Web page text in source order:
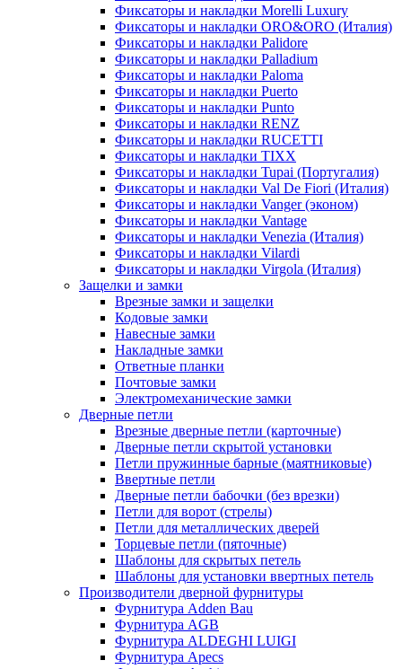
Фиксаторы и накладки Morelli Luxury
Фиксаторы и накладки ORO&ORO (Италия)
Фиксаторы и накладки Palidore
Фиксаторы и накладки Palladium
Фиксаторы и накладки Paloma
Фиксаторы и накладки Puerto
Фиксаторы и накладки Punto
Фиксаторы и накладки RENZ
Фиксаторы и накладки RUCETTI
Фиксаторы и накладки TIXX
Фиксаторы и накладки Tupai (Португалия)
Фиксаторы и накладки Val De Fiori (Италия)
Фиксаторы и накладки Vanger (эконом)
Фиксаторы и накладки Vantage
Фиксаторы и накладки Venezia (Италия)
Фиксаторы и накладки Vilardi
Фиксаторы и накладки Virgola (Италия)
Защелки и замки
Врезные замки и защелки
Кодовые замки
Навесные замки
Накладные замки
Ответные планки
Почтовые замки
Электромеханические замки
Дверные петли
Врезные дверные петли (карточные)
Дверные петли скрытой установки
Петли пружинные барные (маятниковые)
Ввертные петли
Дверные петли бабочки (без врезки)
Петли для ворот (стрелы)
Петли для металлических дверей
Торцевые петли (пяточные)
Шаблоны для скрытых петель
Шаблоны для установки ввертных петель
Производители дверной фурнитуры
Фурнитура Adden Bau
Фурнитура AGB
Фурнитура ALDEGHI LUIGI
Фурнитура Apecs